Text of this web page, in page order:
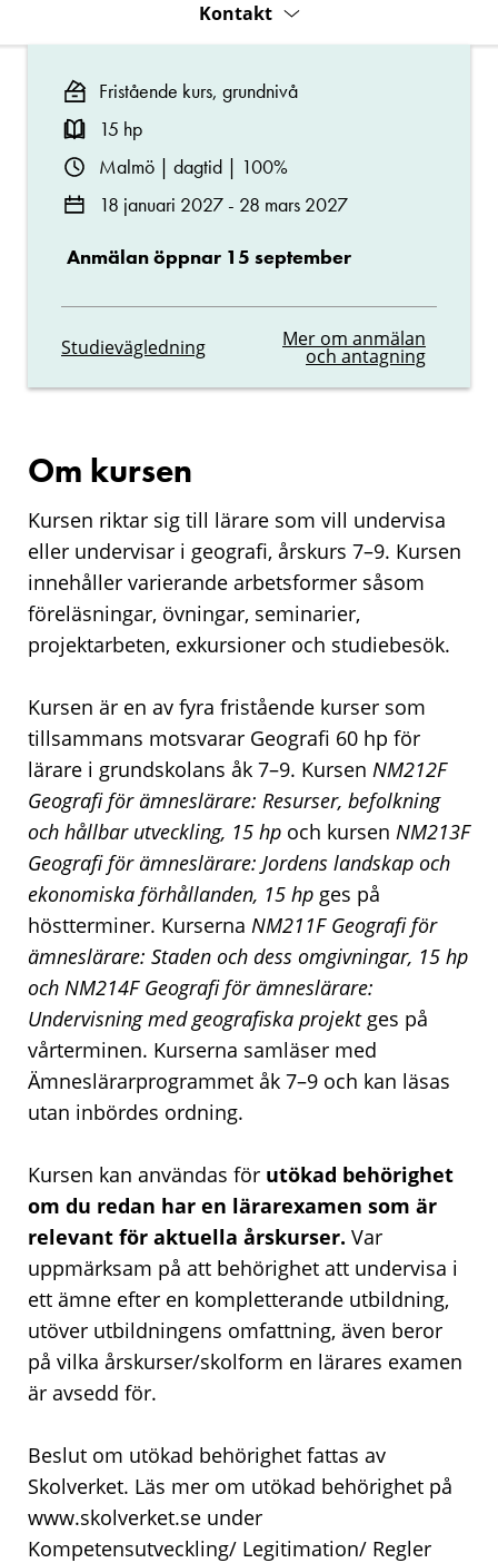
Kontakt
Fristående kurs, grundnivå
15 hp
Malmö | dagtid | 100%
18 januari 2027 - 28 mars 2027
Anmälan öppnar 15 september
Studievägledning Mer om anmälan
och antagning
Om kursen
Kursen riktar sig till lärare som vill undervisa
eller undervisar i geografi, årskurs 7–9. Kursen
innehåller varierande arbetsformer såsom
föreläsningar, övningar, seminarier,
projektarbeten, exkursioner och studiebesök.
Kursen är en av fyra fristående kurser som
tillsammans motsvarar Geografi 60 hp för
lärare i grundskolans åk 7–9. Kursen NM212F
Geografi för ämneslärare: Resurser, befolkning
och hållbar utveckling, 15 hp och kursen NM213F
Geografi för ämneslärare: Jordens landskap och
ekonomiska förhållanden, 15 hp ges på
höstterminer. Kurserna NM211F Geografi för
ämneslärare: Staden och dess omgivningar, 15 hp
och NM214F Geografi för ämneslärare:
Undervisning med geografiska projekt ges på
vårterminen. Kurserna samläser med
Ämneslärarprogrammet åk 7–9 och kan läsas
utan inbördes ordning.
Kursen kan användas för utökad behörighet
om du redan har en lärarexamen som är
relevant för aktuella årskurser. Var
uppmärksam på att behörighet att undervisa i
ett ämne efter en kompletterande utbildning,
utöver utbildningens omfattning, även beror
på vilka årskurser/skolform en lärares examen
är avsedd för.
Beslut om utökad behörighet fattas av
Skolverket. Läs mer om utökad behörighet på
www.skolverket.se under
Kompetensutveckling/ Legitimation/ Regler